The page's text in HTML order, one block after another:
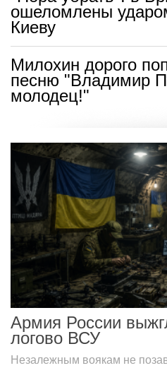
ошеломлены
Киеву
Милохин дорого
песню "Владимир
молодец!"
Армия России
логово ВСУ
Незалежным воякам не